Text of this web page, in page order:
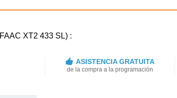
XT2 433 SL) :
ASISTENCIA GRATUITA
de la compra a la programación